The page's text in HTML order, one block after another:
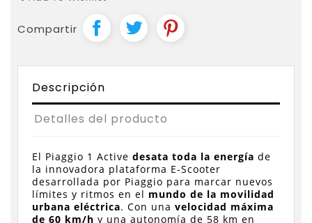
Compartir
Descripción
Detalles del producto
El Piaggio 1 Active desata toda la energía de
la innovadora plataforma E-Scooter
desarrollada por Piaggio para marcar nuevos
límites y ritmos en el mundo de la movilidad
urbana eléctrica. Con una velocidad máxima
de 60 km/h y una autonomía de 58 km en